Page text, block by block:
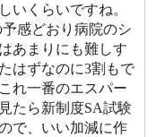
いくらいですね。
感どおり病院のシ
あまりにも難しす
はずなのに3割もで
れ一番のエスパー
たら新制度SA試験
で、いい加減に作